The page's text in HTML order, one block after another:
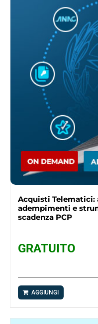
Acquisti
adempimenti e
scadenza PCP
GRATUITO
AGGIUNGI